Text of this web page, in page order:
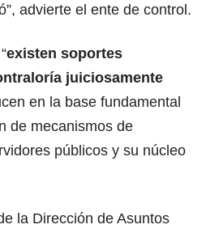
advierte el ente de control.
existen soportes
juiciosamente
en la base fundamental
de mecanismos de
públicos y su núcleo
la Dirección de Asuntos